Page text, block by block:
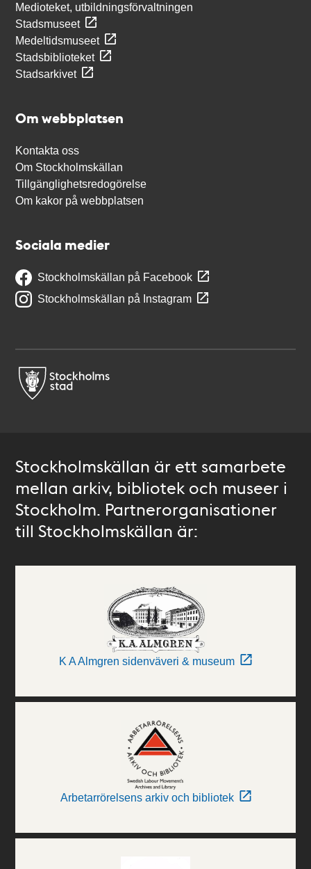
Medioteket, utbildningsförvaltningen
Stadsmuseet
Medeltidsmuseet
Stadsbiblioteket
Stadsarkivet
Om webbplatsen
Kontakta oss
Om Stockholmskällan
Tillgänglighetsredogörelse
Om kakor på webbplatsen
Sociala medier
Stockholmskällan på Facebook
Stockholmskällan på Instagram
Stockholmskällan är ett samarbete
mellan arkiv, bibliotek och museer i
Stockholm. Partnerorganisationer
till Stockholmskällan är:
K A Almgren sidenväveri & museum
Arbetarrörelsens arkiv och bibliotek